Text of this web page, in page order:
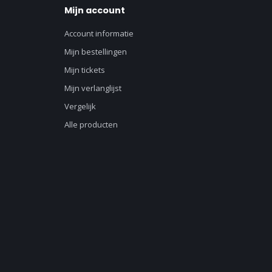
Mijn account
Account informatie
Mijn bestellingen
Mijn tickets
Mijn verlanglijst
Vergelijk
Alle producten